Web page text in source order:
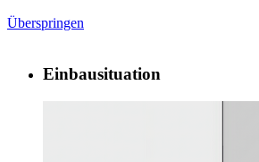
Überspringen
Einbausituation